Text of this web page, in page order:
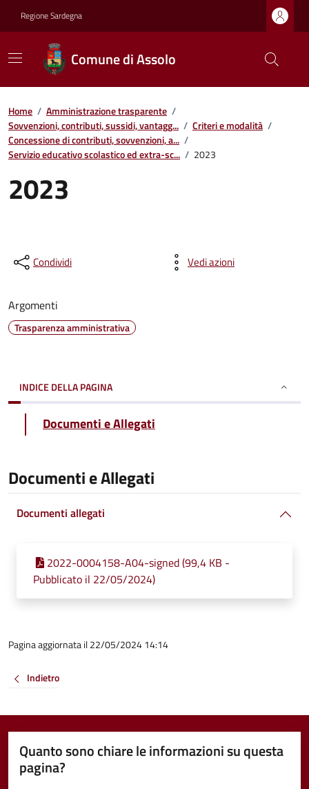
Regione Sardegna
Comune di Assolo
Home / Amministrazione trasparente /
Sovvenzioni, contributi, sussidi, vantagg... / Criteri e modalità /
Concessione di contributi, sovvenzioni, a... /
Servizio educativo scolastico ed extra-sc... / 2023
2023
Condividi Vedi azioni
Argomenti
Trasparenza amministrativa
INDICE DELLA PAGINA
Documenti e Allegati
Documenti e Allegati
Documenti allegati
2022-0004158-A04-signed (99,4 KB -
Pubblicato il 22/05/2024)
Pagina aggiornata il 22/05/2024 14:14
Indietro
Quanto sono chiare le informazioni su questa
pagina?